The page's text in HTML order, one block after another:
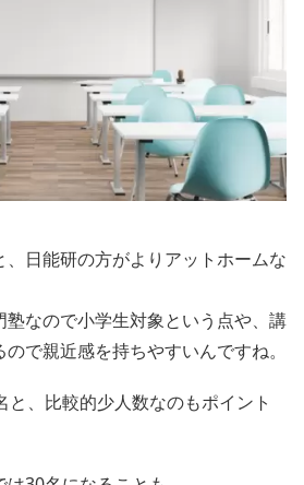
日能研の方がよりアットホームな
塾なので小学生対象という点や、講
で親近感を持ちやすいんですね。
と、比較的少人数なのもポイント